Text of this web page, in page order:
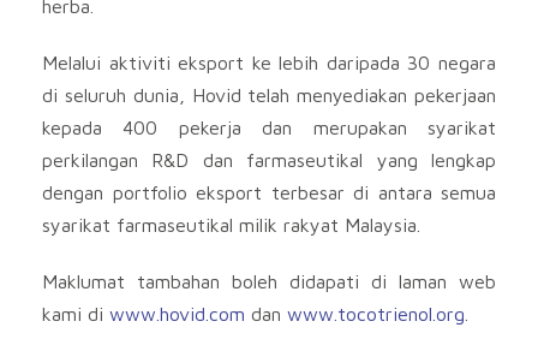
herba.
Melalui aktiviti eksport ke lebih daripada 30 negara
di seluruh dunia, Hovid telah menyediakan pekerjaan
kepada 400 pekerja dan merupakan syarikat
perkilangan R&D dan farmaseutikal yang lengkap
dengan portfolio eksport terbesar di antara semua
syarikat farmaseutikal milik rakyat Malaysia.
Maklumat tambahan boleh didapati di laman web
kami di www.hovid.com dan www.tocotrienol.org